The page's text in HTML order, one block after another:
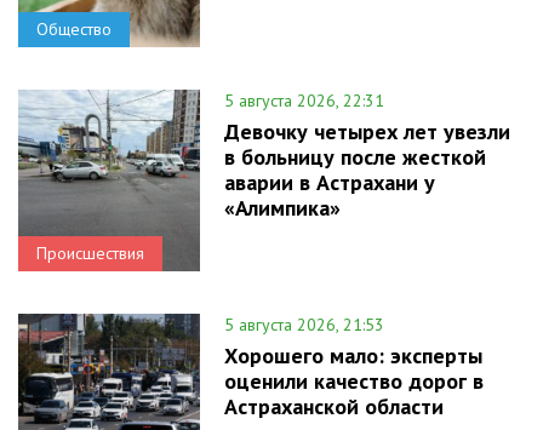
Общество
Происшествия
5 августа 2026, 22:31
Девочку четырех лет увезли
в больницу после жесткой
аварии в Астрахани у
«Алимпика»
5 августа 2026, 21:53
Хорошего мало: эксперты
оценили качество дорог в
Астраханской области